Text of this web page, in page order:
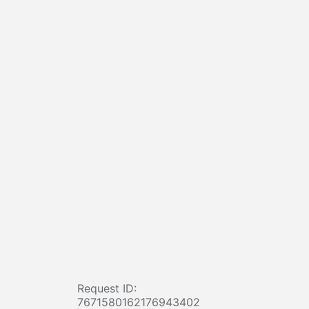
Request ID:
7671580162176943402